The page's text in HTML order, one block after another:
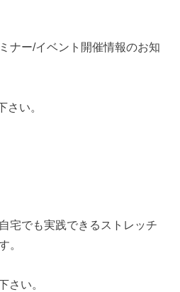
ナー/イベント開催情報のお知
さい。
宅でも実践できるストレッチ
。
さい。